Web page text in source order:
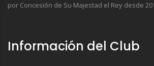
por Concesión de Su Majestad el Rey desde
Información del Club